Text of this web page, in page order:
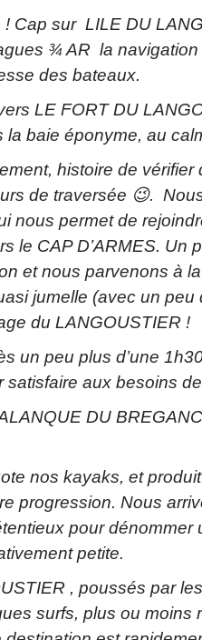
! Cap sur LILE DU
¾ AR la navigation
des bateaux.
LE FORT DU
la baie éponyme, au
histoire de vérifier
de traversée 😉.
nous permet de
le CAP D’ARMES. Un
et nous parvenons à
jumelle (avec un peu
du LANGOUSTIER !
un peu plus d’une
satisfaire aux besoins
DU
nos kayaks, et
progression. Nous
pour dénommer
petite.
, poussés par
surfs, plus ou moins